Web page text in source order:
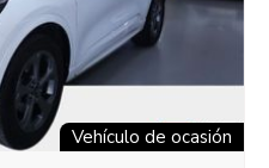
Vehículo de ocasión